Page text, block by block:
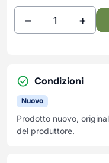
Tostapane
Utensili da cucina
Yogurtiere
Divani e Poltrone
Sedie e Sgabelli
− +
Condizioni
Nuovo
Prodotto nuovo,
del produttore.